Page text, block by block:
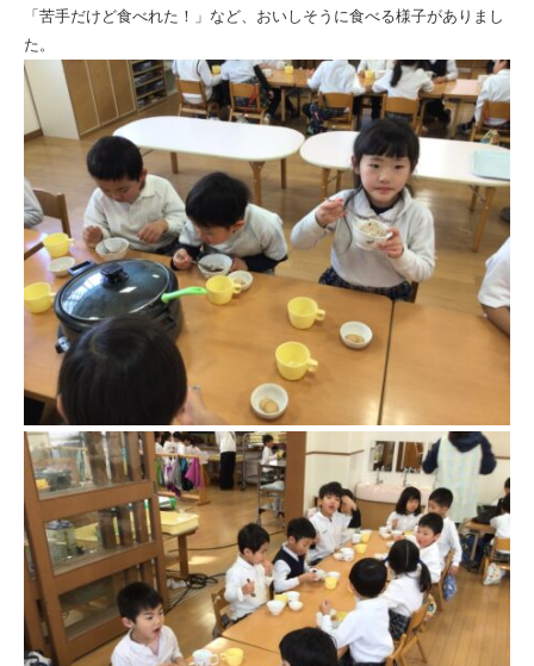
「苦手だけど食べれた！」など、おいしそうに食べる様子がありまし
た。